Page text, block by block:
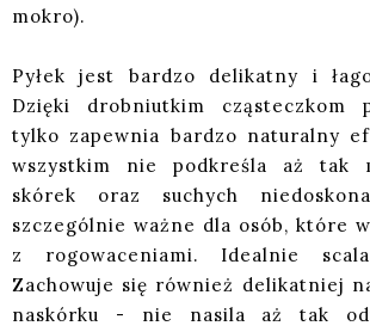
mokro).
Pyłek jest bardzo delikatny i
Dzięki drobniutkim cząsteczkom
tylko zapewnia bardzo naturalny
wszystkim nie podkreśla aż tak
skórek oraz suchych
szczególnie ważne dla osób, które
z rogowaceniami. Idealnie
Zachowuje się również delikatniej
naskórku - nie nasila aż tak